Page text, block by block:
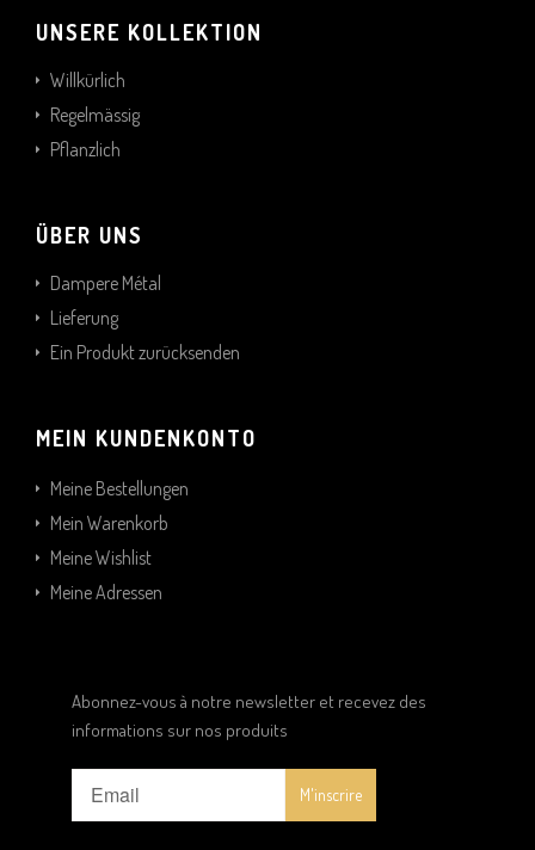
UNSERE KOLLEKTION
Willkürlich
Regelmässig
Pflanzlich
ÜBER UNS
Dampere Métal
Lieferung
Ein Produkt zurücksenden
MEIN KUNDENKONTO
Meine Bestellungen
Mein Warenkorb
Meine Wishlist
Meine Adressen
Abonnez-vous à notre newsletter et recevez des
informations sur nos produits